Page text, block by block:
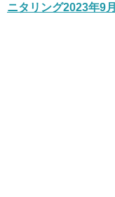
ニタリング2023年9